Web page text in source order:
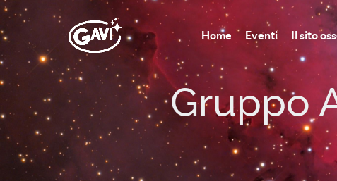
Home Eventi Il sito
Gruppo